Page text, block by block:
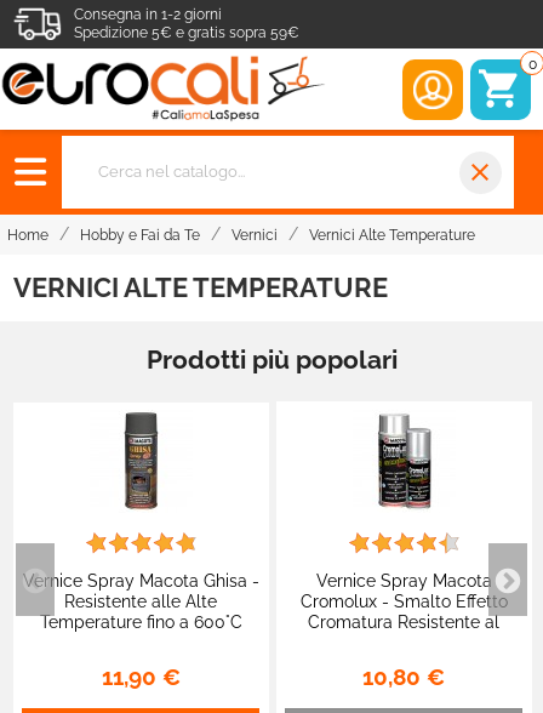
Consegna in 1-2 giorni
Spedizione 5€ e gratis sopra 59€
0
close
Home Hobby e Fai da Te Vernici Vernici Alte Temperature
VERNICI ALTE TEMPERATURE
Prodotti più popolari
Vernice Spray Macota Ghisa -
Resistente alle Alte
Temperature fino a 600°C
11,90 €
Vernice Spray Macota
Cromolux - Smalto Effetto
Cromatura Resistente al
10,80 €